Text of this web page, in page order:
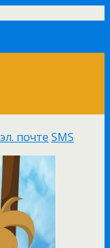
почте SMS